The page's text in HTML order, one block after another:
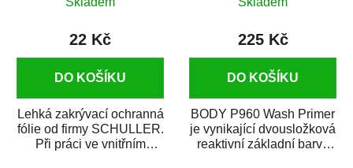
22 Kč
DO KOŠÍKU
Lehká zakrývací ochranná
fólie od firmy SCHULLER.
Při práci ve vnitřním
225 Kč
DO KOŠÍKU
BODY P960 Wash Primer
je vynikající dvousložková
reaktivní základní barva